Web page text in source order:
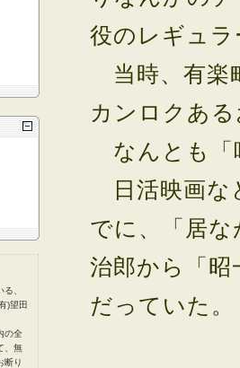
役のレギュ
当時、有楽
カンロクあ
なんとも「
日活映画な
でに、「居
治郎から「
だっていた。
、
)望田
の全
、無
断り